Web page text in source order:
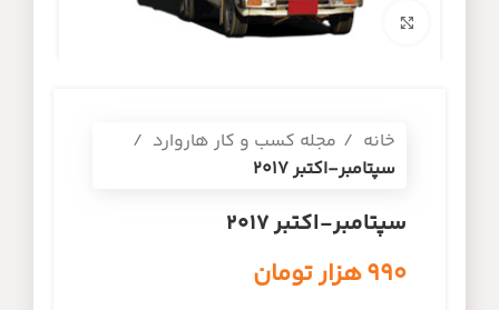
برای بزرگنمایی کلیک کنید
خانه
مجله کسب و کار هاروارد
سپتامبر-اکتبر 2017
سپتامبر-اکتبر 2017
۹۹۰هزار تومان